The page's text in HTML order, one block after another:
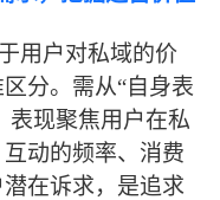
用户对私域的价
分。需从“自身表
表现聚焦用户在私
动的频率、消费
在诉求，是追求